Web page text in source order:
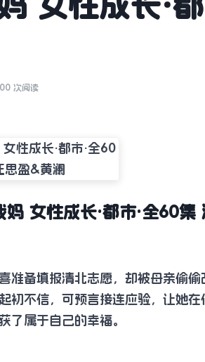
次阅读
妈 女性成长·都市·全60集
准备填报清北志愿，却被母亲偷
初不信，可预言接连应验，让她
了属于自己的幸福。